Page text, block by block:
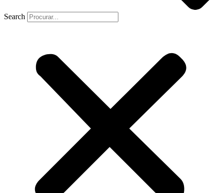
Search